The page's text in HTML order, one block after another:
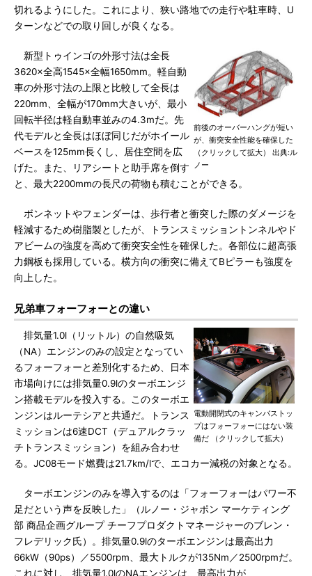
切れるようにした。これにより、狭い路地での走行や駐車時、U
ターンなどでの取り回しが良くなる。
前後のオーバーハングが短い
が、衝突安全性能を確保した
（クリックして拡大） 出典:ル
ノー
新型トゥインゴの外形寸法は全長
3620×全高1545×全幅1650mm。軽自動
車の外形寸法の上限と比較して全長は
220mm、全幅が170mm大きいが、最小
回転半径は軽自動車並みの4.3mだ。先
代モデルと全長はほぼ同じだがホイール
ベースを125mm長くし、居住空間を広
げた。また、リアシートと助手席を倒す
と、最大2200mmの長尺の荷物も積むことができる。
ボンネットやフェンダーは、歩行者と衝突した際のダメージを
軽減するため樹脂製としたが、トランスミッショントンネルやド
アビームの強度を高めて衝突安全性を確保した。各部位に超高張
力鋼板も採用している。横方向の衝突に備えてBピラーも強度を
向上した。
兄弟車フォーフォーとの違い
電動開閉式のキャンバストッ
プはフォーフォーにはない装
備だ （クリックして拡大）
排気量1.0l（リットル）の自然吸気
（NA）エンジンのみの設定となってい
るフォーフォーと差別化するため、日本
市場向けには排気量0.9lのターボエンジ
ン搭載モデルを投入する。このターボエ
ンジンはルーテシアと共通だ。トランス
ミッションは6速DCT（デュアルクラッ
チトランスミッション）を組み合わせ
る。JC08モード燃費は21.7km/lで、エコカー減税の対象となる。
ターボエンジンのみを導入するのは「フォーフォーはパワー不
足だという声を反映した」（ルノー・ジャポン マーケティング
部 商品企画グループ チーフプロダクトマネージャーのブレン・
フレデリック氏）。排気量0.9lのターボエンジンは最高出力
66kW（90ps）／5500rpm、最大トルクが135Nm／2500rpmだ。
これに対し、排気量1.0lのNAエンジンは、最高出力が